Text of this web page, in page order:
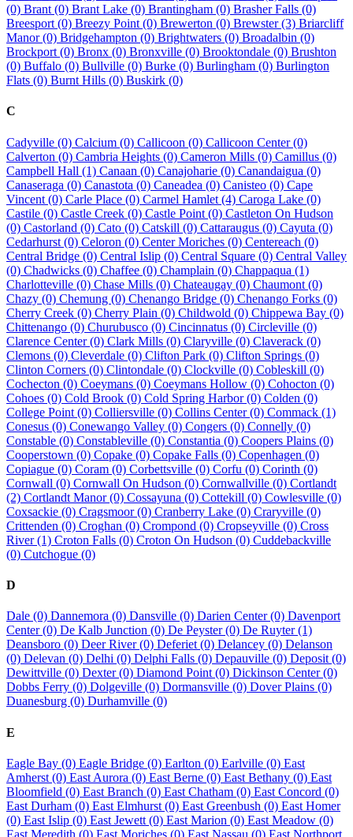
(0) Brant (0) Brant Lake (0) Brantingham (0) Brasher Falls (0)
Breesport (0) Breezy Point (0) Brewerton (0) Brewster (3) Briarcliff
Manor (0) Bridgehampton (0) Brightwaters (0) Broadalbin (0)
Brockport (0) Bronx (0) Bronxville (0) Brooktondale (0) Brushton
(0) Buffalo (0) Bullville (0) Burke (0) Burlingham (0) Burlington
Flats (0) Burnt Hills (0) Buskirk (0)
C
Cadyville (0) Calcium (0) Callicoon (0) Callicoon Center (0)
Calverton (0) Cambria Heights (0) Cameron Mills (0) Camillus (0)
Campbell Hall (1) Canaan (0) Canajoharie (0) Canandaigua (0)
Canaseraga (0) Canastota (0) Caneadea (0) Canisteo (0) Cape
Vincent (0) Carle Place (0) Carmel Hamlet (4) Caroga Lake (0)
Castile (0) Castle Creek (0) Castle Point (0) Castleton On Hudson
(0) Castorland (0) Cato (0) Catskill (0) Cattaraugus (0) Cayuta (0)
Cedarhurst (0) Celoron (0) Center Moriches (0) Centereach (0)
Central Bridge (0) Central Islip (0) Central Square (0) Central Valley
(0) Chadwicks (0) Chaffee (0) Champlain (0) Chappaqua (1)
Charlotteville (0) Chase Mills (0) Chateaugay (0) Chaumont (0)
Chazy (0) Chemung (0) Chenango Bridge (0) Chenango Forks (0)
Cherry Creek (0) Cherry Plain (0) Childwold (0) Chippewa Bay (0)
Chittenango (0) Churubusco (0) Cincinnatus (0) Circleville (0)
Clarence Center (0) Clark Mills (0) Claryville (0) Claverack (0)
Clemons (0) Cleverdale (0) Clifton Park (0) Clifton Springs (0)
Clinton Corners (0) Clintondale (0) Clockville (0) Cobleskill (0)
Cochecton (0) Coeymans (0) Coeymans Hollow (0) Cohocton (0)
Cohoes (0) Cold Brook (0) Cold Spring Harbor (0) Colden (0)
College Point (0) Colliersville (0) Collins Center (0) Commack (1)
Conesus (0) Conewango Valley (0) Congers (0) Connelly (0)
Constable (0) Constableville (0) Constantia (0) Coopers Plains (0)
Cooperstown (0) Copake (0) Copake Falls (0) Copenhagen (0)
Copiague (0) Coram (0) Corbettsville (0) Corfu (0) Corinth (0)
Cornwall (0) Cornwall On Hudson (0) Cornwallville (0) Cortlandt
(2) Cortlandt Manor (0) Cossayuna (0) Cottekill (0) Cowlesville (0)
Coxsackie (0) Cragsmoor (0) Cranberry Lake (0) Craryville (0)
Crittenden (0) Croghan (0) Crompond (0) Cropseyville (0) Cross
River (1) Croton Falls (0) Croton On Hudson (0) Cuddebackville
(0) Cutchogue (0)
D
Dale (0) Dannemora (0) Dansville (0) Darien Center (0) Davenport
Center (0) De Kalb Junction (0) De Peyster (0) De Ruyter (1)
Deansboro (0) Deer River (0) Deferiet (0) Delancey (0) Delanson
(0) Delevan (0) Delhi (0) Delphi Falls (0) Depauville (0) Deposit (0)
Dewittville (0) Dexter (0) Diamond Point (0) Dickinson Center (0)
Dobbs Ferry (0) Dolgeville (0) Dormansville (0) Dover Plains (0)
Duanesburg (0) Durhamville (0)
E
Eagle Bay (0) Eagle Bridge (0) Earlton (0) Earlville (0) East
Amherst (0) East Aurora (0) East Berne (0) East Bethany (0) East
Bloomfield (0) East Branch (0) East Chatham (0) East Concord (0)
East Durham (0) East Elmhurst (0) East Greenbush (0) East Homer
(0) East Islip (0) East Jewett (0) East Marion (0) East Meadow (0)
East Meredith (0) East Moriches (0) East Nassau (0) East Northport